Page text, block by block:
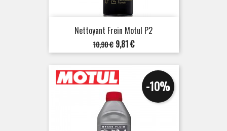
Nettoyant Frein Motul P2
Prix
de
base
10,90 € Prix
9,81 €
-10%